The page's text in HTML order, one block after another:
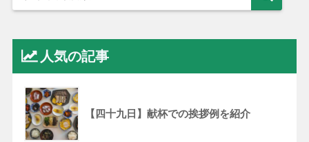
人気の記事
【四十九日】献杯での挨拶例を紹介